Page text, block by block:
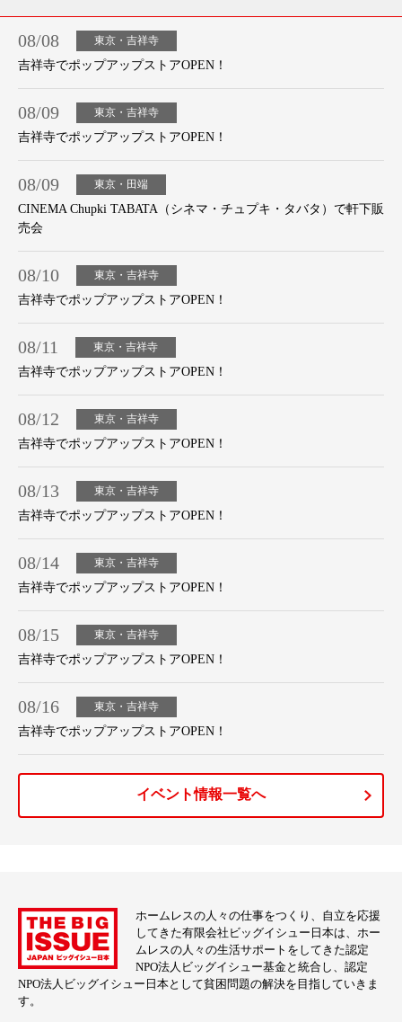
08/08 東京・吉祥寺
吉祥寺でポップアップストアOPEN！
08/09 東京・吉祥寺
吉祥寺でポップアップストアOPEN！
08/09 東京・田端
CINEMA Chupki TABATA（シネマ・チュプキ・タバタ）で軒下販
売会
08/10 東京・吉祥寺
吉祥寺でポップアップストアOPEN！
08/11 東京・吉祥寺
吉祥寺でポップアップストアOPEN！
08/12 東京・吉祥寺
吉祥寺でポップアップストアOPEN！
08/13 東京・吉祥寺
吉祥寺でポップアップストアOPEN！
08/14 東京・吉祥寺
吉祥寺でポップアップストアOPEN！
08/15 東京・吉祥寺
吉祥寺でポップアップストアOPEN！
08/16 東京・吉祥寺
吉祥寺でポップアップストアOPEN！
イベント情報一覧へ
ホームレスの人々の仕事をつくり、自立を応援
してきた有限会社ビッグイシュー日本は、ホー
ムレスの人々の生活サポートをしてきた認定
NPO法人ビッグイシュー基金と統合し、認定
NPO法人ビッグイシュー日本として貧困問題の解決を目指していきま
す。